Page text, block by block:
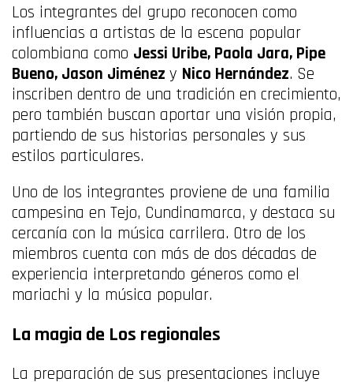
Los integrantes del grupo reconocen como
influencias a artistas de la escena popular
colombiana como Jessi Uribe, Paola Jara, Pipe
Bueno, Jason Jiménez y Nico Hernández. Se
inscriben dentro de una tradición en crecimiento,
pero también buscan aportar una visión propia,
partiendo de sus historias personales y sus
estilos particulares.
Uno de los integrantes proviene de una familia
campesina en Tejo, Cundinamarca, y destaca su
cercanía con la música carrilera. Otro de los
miembros cuenta con más de dos décadas de
experiencia interpretando géneros como el
mariachi y la música popular.
La magia de Los regionales
La preparación de sus presentaciones incluye